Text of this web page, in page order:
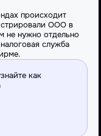
происходит
ООО в
не нужно отдельно
служба
как